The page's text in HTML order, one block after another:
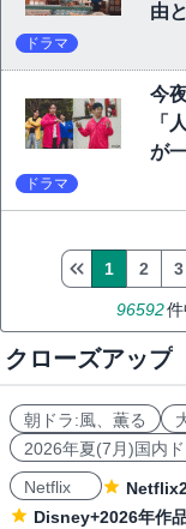
由
ドラマ
今
「
が
ドラマ
96592
1 2 3
クローズアップ
朝ドラ:風、薫る
2026年夏(7月)国内
Netflix
Disney+2026年作